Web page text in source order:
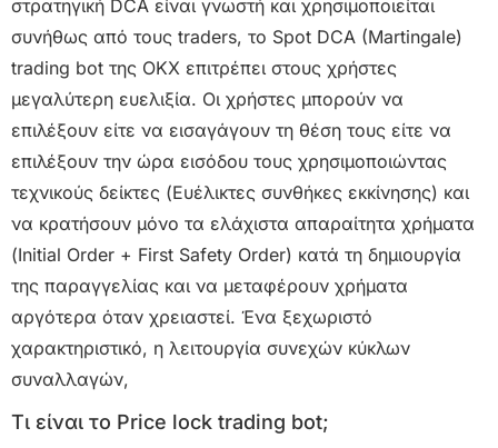
στρατηγική DCA είναι γνωστή και χρησιμοποιείται
συνήθως από τους traders, το Spot DCA (Martingale)
trading bot της OKX επιτρέπει στους χρήστες
μεγαλύτερη ευελιξία. Οι χρήστες μπορούν να
επιλέξουν είτε να εισαγάγουν τη θέση τους είτε να
επιλέξουν την ώρα εισόδου τους χρησιμοποιώντας
τεχνικούς δείκτες (Ευέλικτες συνθήκες εκκίνησης) και
να κρατήσουν μόνο τα ελάχιστα απαραίτητα χρήματα
(Initial Order + First Safety Order) κατά τη δημιουργία
της παραγγελίας και να μεταφέρουν χρήματα
αργότερα όταν χρειαστεί. Ένα ξεχωριστό
χαρακτηριστικό, η λειτουργία συνεχών κύκλων
συναλλαγών,
Τι είναι το Price lock trading bot;